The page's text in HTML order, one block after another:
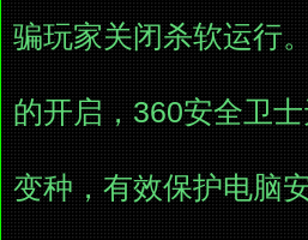
骗玩家关闭杀软运行
的开启，360安全卫
变种，有效保护电脑